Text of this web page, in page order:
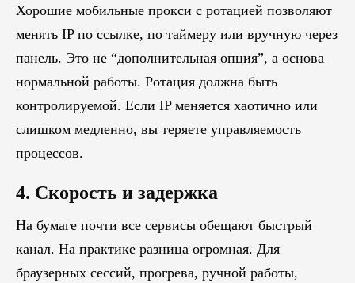
Хорошие мобильные прокси с ротацией позволяют
менять IP по ссылке, по таймеру или вручную через
панель. Это не “дополнительная опция”, а основа
нормальной работы. Ротация должна быть
контролируемой. Если IP меняется хаотично или
слишком медленно, вы теряете управляемость
процессов.
4. Скорость и задержка
На бумаге почти все сервисы обещают быстрый
канал. На практике разница огромная. Для
браузерных сессий, прогрева, ручной работы,